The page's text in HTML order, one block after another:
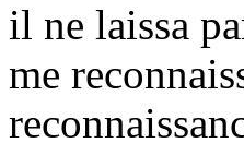
il ne laissa
me